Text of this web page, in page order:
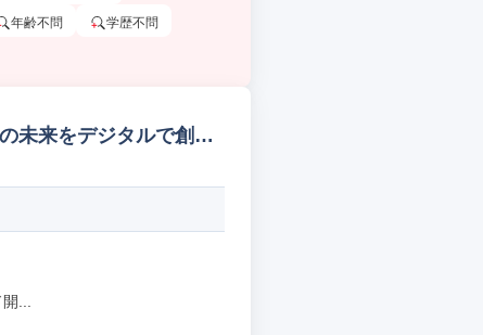
年齢不問 学歴不問
未来をデジタルで創る
...